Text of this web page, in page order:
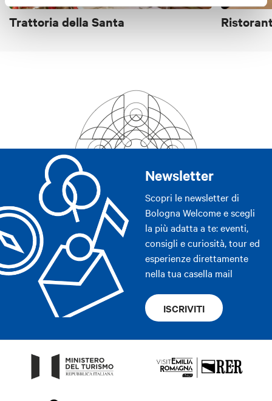
Trattoria della Santa
Newsletter
Scopri le newsletter di
Bologna Welcome e scegli
la più adatta a te: eventi,
consigli e curiosità, tour ed
esperienze direttamente
nella tua casella mail
ISCRIVITI